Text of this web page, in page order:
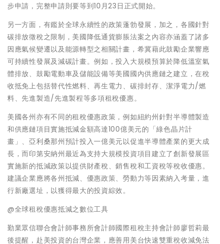
步申請，完整申請則要等到10月23日正式開始。
另一方面，有鑑於全球永續性的政策蓬勃發展，加之，各國針對
碳排放徵稅之限制，美國降低通貨膨脹法案之內容亦涵蓋了諸多
因應氣候變遷以及能源轉型之相關計畫，希冀藉此鼓勵企業響應
可持續性發展及減碳計畫。例如，投入大規模預算於降低溫室氣
體排放、鼓勵電動車及儲能設備等美國國內供應鏈之建立，在稅
收抵免上包括替代性燃料、再生電力、碳排封存、潔淨電力/燃
料、先進製造/先進製程等多項租稅優惠。
美國各州亦有不同的租稅優惠政策，例如紐約州針對半導體製造
和供應鏈項目實施抵減金額高達100億美元的「綠色晶片計
畫」、亞利桑那州預計投入一億美元以促進半導體產業的更大成
長，而印第安納州最近為支持大規模投資項目建立了創新發展區
實施新的抵減政策以提供財產稅、銷售稅和工資稅等稅收優惠。
建議企業應將各州抵減、優惠政策、勞動力等因素納入考量，進
行新廠選址，以獲得最大的投資綜效。
@全球租稅優惠抵減之數位工具
勤業眾信聯合會計師事務所會計師國際租稅主持會計師廖哲莉最
後提醒，赴美投資的台灣企業，應善用美台快速雙重稅收減免法